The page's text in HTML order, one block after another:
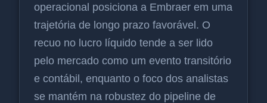
operacional posiciona a Embraer em uma
trajetória de longo prazo favorável. O
recuo no lucro líquido tende a ser lido
pelo mercado como um evento transitório
e contábil, enquanto o foco dos analistas
se mantém na robustez do pipeline de